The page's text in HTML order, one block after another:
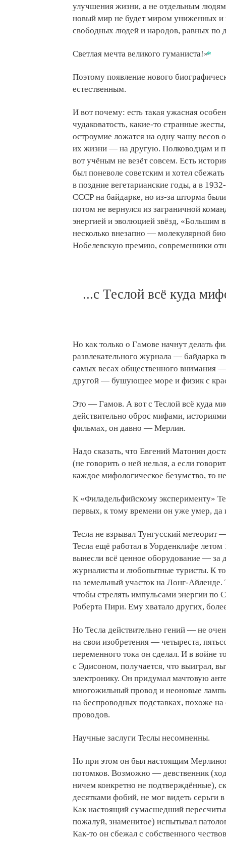
улучшения жизни, а не отдельным людям
новый мир не будет миром униженных
свободных людей и народов, равных по
Светлая мечта великого гуманиста!»
Поэтому появление нового
естественным.
И вот почему: есть такая ужасная
чудаковатость, какие-то странные
остроумие ложатся на одну чашу весов
их жизни — на другую. Полководцам и
вот учёным не везёт совсем. Есть
был поневоле советским и хотел
в поздние вегетарианские годы, а в
СССР на байдарке, но из-за шторма
потом не вернулся из заграничной
энергией и эволюцией звёзд, «Большим
несколько внезапно — молекулярной
Нобелевскую премию, современники
...с Теслой всё куда
Но как только о Гамове начнут делать
развлекательного журнала — байдарка
самых весах общественного внимания —
другой — бушующее море и физик с
Это — Гамов. А вот с Теслой всё куда
действительно оброс мифами,
фильмах, он давно — Мерлин.
Надо сказать, что Евгений Матонин
(не говорить о ней нельзя, а если
каждое мифологическое безумство, то
К «Филадельфийскому эксперименту»
первых, к тому времени он уже умер, да
Тесла не взрывал Тунгусский метеорит
Тесла ещё работал в Уорденклифе
вынесли всё ценное оборудование —
журналисты и любопытные туристы. К
на земельный участок на Лонг-
чтобы стрелять импульсами энергии по
Роберта Пири. Ему хватало других,
Но Тесла действительно гений — не
на свои изобретения — четыреста,
переменного тока он сделал. И в войне
с Эдисоном, получается, что выиграл,
электронику. Он придумал мачтовую
многожильный провод и неоновые
на беспроводных подставках, похоже
проводов.
Научные заслуги Теслы несомненны.
Но при этом он был настоящим
потомков. Возможно — девственник
ничем конкретно не подтверждённые),
десятками фобий, не мог видеть
Как настоящий сумасшедший
пожалуй, знаменитое) испытывал
Как-то он сбежал с собственного